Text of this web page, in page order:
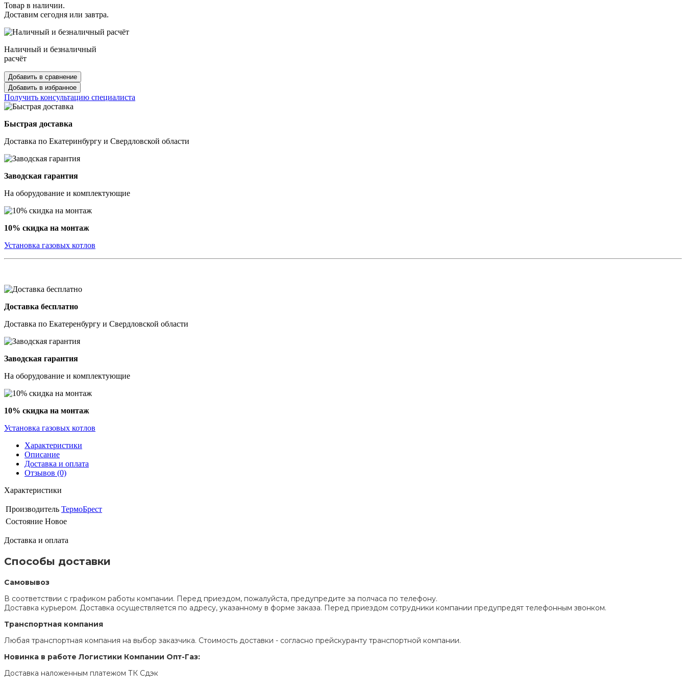
Товар в наличии.
Доставим сегодня или завтра.
Наличный и безналичный
расчёт
Добавить в сравнение
Добавить в избранное
Получить консультацию специалиста
Быстрая доставка
Доставка по Екатеринбургу и Свердловской области
Заводская гарантия
На оборудование и комплектующие
10% скидка на монтаж
Установка газовых котлов
Доставка бесплатно
Доставка по Екатеренбургу и Свердловской области
Заводская гарантия
На оборудование и комплектующие
10% скидка на монтаж
Установка газовых котлов
Характеристики
Описание
Доставка и оплата
Отзывов (0)
Характеристики
Производитель ТермоБрест
Состояние Новое
Доставка и оплата
Способы доставки
Самовывоз
В соответствии с графиком работы компании. Перед приездом, пожалуйста, предупредите за полчаса по телефону.
Доставка курьером. Доставка осуществляется по адресу, указанному в форме заказа. Перед приездом сотрудники компании предупредят телефонным звонком.
Транспортная компания
Любая транспортная компания на выбор заказчика. Стоимость доставки - согласно прейскуранту транспортной компании.
Новинка в работе Логистики Компании Опт-Газ:
Доставка наложенным платежом ТК Сдэк